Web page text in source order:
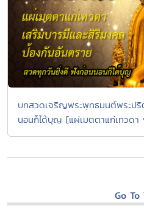
บทสวดเจริญพระพุทธมนต์พระป
นอนก็ได้บุญ [แผ่เมตตาแก่เทวดา
Go To